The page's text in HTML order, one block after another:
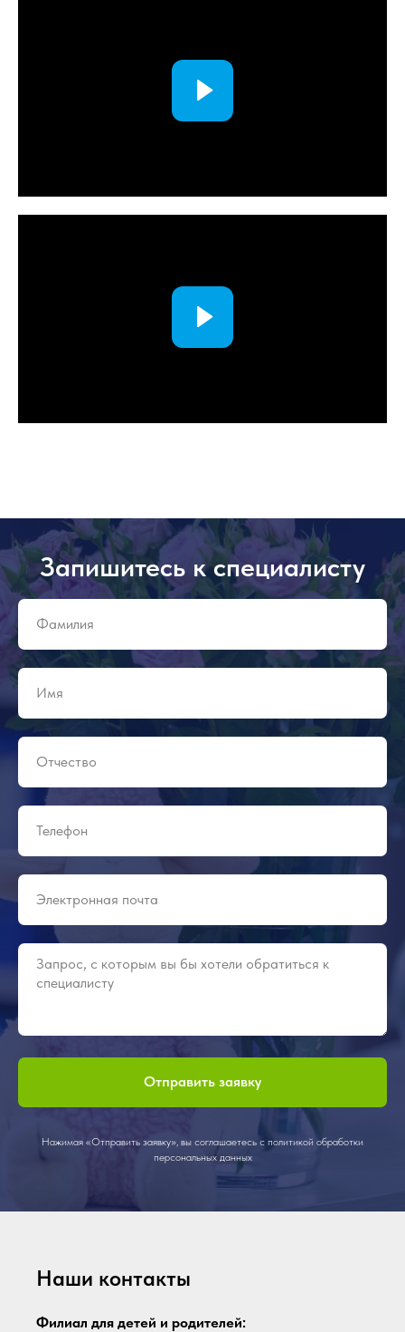
Запишитесь к специалисту
Отправить заявку
Нажимая «Отправить заявку», вы соглашаетесь с политикой обработки
персональных данных
Наши контакты
Филиал для детей и родителей: